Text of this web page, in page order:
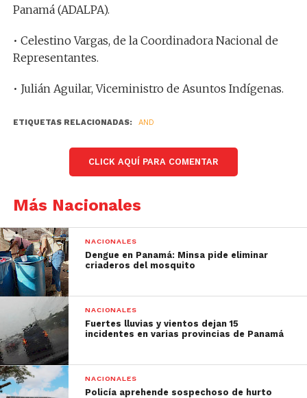
Panamá (ADALPA).
• Celestino Vargas, de la Coordinadora Nacional de
Representantes.
• Julián Aguilar, Viceministro de Asuntos Indígenas.
ETIQUETAS RELACIONADAS: AND
CLICK AQUÍ PARA COMENTAR
Más Nacionales
NACIONALES
Dengue en Panamá: Minsa pide eliminar
criaderos del mosquito
NACIONALES
Fuertes lluvias y vientos dejan 15
incidentes en varias provincias de Panamá
NACIONALES
Policía aprehende sospechoso de hurto